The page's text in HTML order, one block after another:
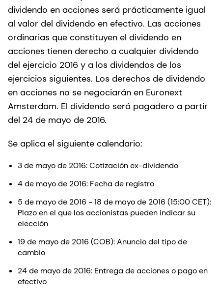
dividendo en acciones será prácticamente igual
al valor del dividendo en efectivo. Las acciones
ordinarias que constituyen el dividendo en
acciones tienen derecho a cualquier dividendo
del ejercicio 2016 y a los dividendos de los
ejercicios siguientes. Los derechos de dividendo
en acciones no se negociarán en Euronext
Amsterdam. El dividendo será pagadero a partir
del 24 de mayo de 2016.
Se aplica el siguiente calendario:
3 de mayo de 2016: Cotización ex-dividendo
4 de mayo de 2016: Fecha de registro
5 de mayo de 2016 - 18 de mayo de 2016 (15:00 CET):
Plazo en el que los accionistas pueden indicar su
elección
19 de mayo de 2016 (COB): Anuncio del tipo de
cambio
24 de mayo de 2016: Entrega de acciones o pago en
efectivo